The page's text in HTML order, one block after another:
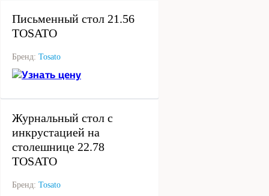
Письменный стол 21.56
TOSATO
Бренд: Tosato
Узнать цену
Журнальный стол с
инкрустацией на
столешнице 22.78
TOSATO
Бренд: Tosato